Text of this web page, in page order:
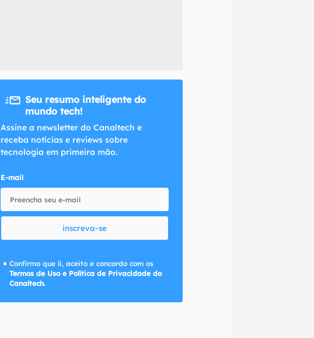
Seu resumo inteligente do
mundo tech!
Assine a newsletter do Canaltech e
receba notícias e reviews sobre
tecnologia em primeira mão.
E-mail
inscreva-se
Confirmo que li, aceito e concordo com os
Termos de Uso e Política de Privacidade do
Canaltech.